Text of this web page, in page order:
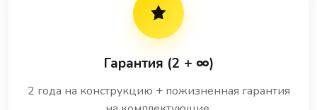
Гарантия (2 + ∞)
2 года на конструкцию + пожизненная гарантия